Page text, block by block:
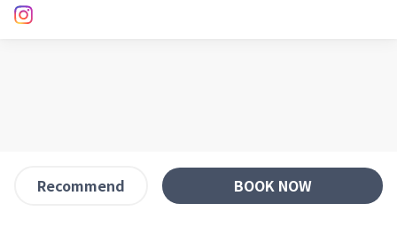
Recommend BOOK NOW